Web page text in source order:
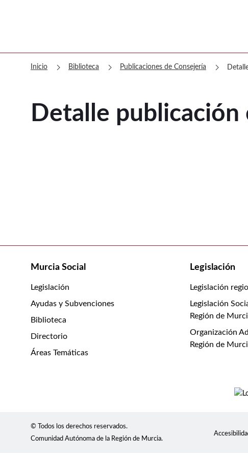
Inicio chevron_right Biblioteca chevron_right Publicaciones de Consejería chevron_right
Detalle publicación
Murcia Social
Legislación
Ayudas y Subvenciones
Biblioteca
Directorio
Áreas Temáticas
Legislación
Legislación
Legislación
Región de
Organización
Región de
© Todos los derechos reservados.
Comunidad Autónoma de la Región de Murcia.